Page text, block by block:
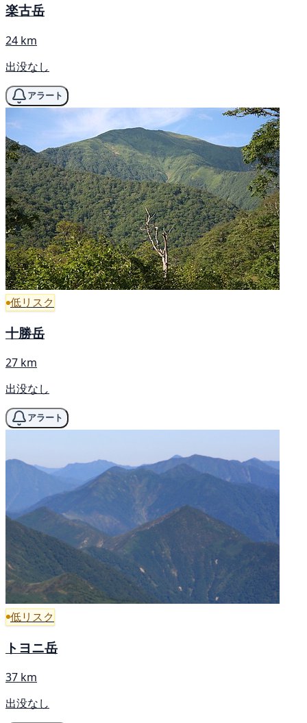
楽古岳
24 km
出没なし
アラート
低リスク
十勝岳
27 km
出没なし
アラート
低リスク
トヨニ岳
37 km
出没なし